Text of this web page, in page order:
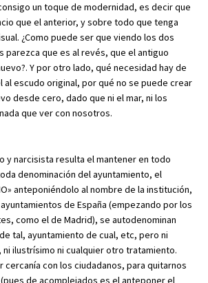
un toque de modernidad, es decir que
que el anterior, y sobre todo que tenga
¿Como puede ser que viendo los dos
parezca que es al revés, que el antiguo
Y por otro lado, qué necesidad hay de
al escudo original, por qué no se puede crear
desde cero, dado que ni el mar, ni los
que ver con nosotros.
y narcisista resulta el mantener en todo
denominación del ayuntamiento, el
anteponiéndolo al nombre de la institución,
de España (empezando por los
como el de Madrid), se autodenominan
tal, ayuntamiento de cual, etc, pero ni
ilustrísimo ni cualquier otro tratamiento.
cercanía con los ciudadanos, para quitarnos
de acomplejados es el anteponer el